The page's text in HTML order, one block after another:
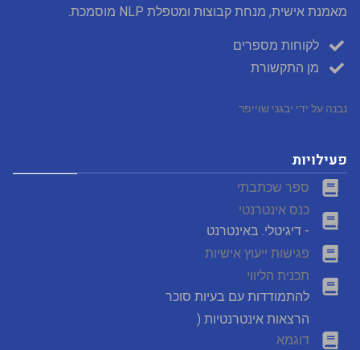
מאמנת אישית, מנחת קבוצות ומטפלת NLP מוסמכת.
לקוחות מספרים
מן התקשורת
נבנה על ידי יבגני שוייפר
פעילויות
ספר שכתבתי
כנס אינטרנטי
- דיגיטלי. באינטרנט
פגישות ייעוץ אישיות
תכנית הליווי
להתמודדות עם בעיות סוכר
הרצאות אינטרנטיות (
דוגמא